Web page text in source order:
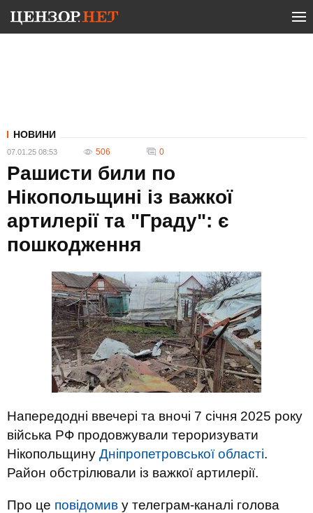
НОВИНИ
07.01.25 08:53 506 0
Рашисти били по
Нікопольщині із важкої
артилерії та "Граду": є
пошкодження
Напередодні ввечері та вночі 7 січня 2025 року
війська РФ продовжували тероризувати
Нікопольщину Дніпропетровської області.
Район обстрілювали із важкої артилерії.
Про це повідомив у телеграм-каналі голова